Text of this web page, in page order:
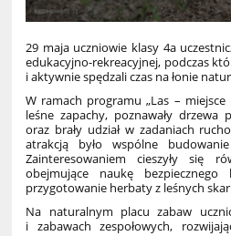
29 maja uczniowie klasy 4a
edukacyjno-rekreacyjnej, podczas
i aktywnie spędzali czas na łonie
W ramach programu „Las – miejsce
leśne zapachy, poznawały
oraz brały udział w zadaniach
atrakcją było wspólne
Zainteresowaniem cieszyły się
obejmujące naukę
przygotowanie herbaty z leśnych
Na naturalnym placu zabaw
i zabawach zespołowych,